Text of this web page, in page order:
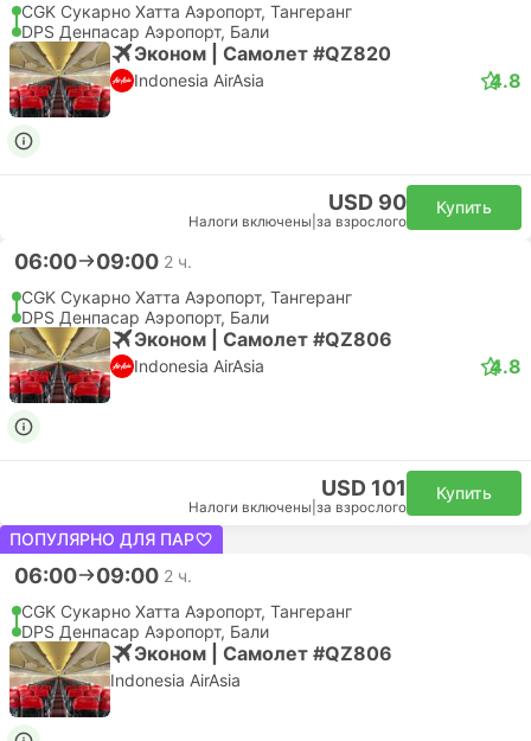
CGK Сукарно Хатта Аэропорт, Тангеранг
DPS Денпасар Аэропорт, Бали
Эконом | Самолет #QZ820
Indonesia AirAsia 4.8
USD 90
Налоги включены за взрослого
Купить
06:00 09:00 2 ч.
CGK Сукарно Хатта Аэропорт, Тангеранг
DPS Денпасар Аэропорт, Бали
Эконом | Самолет #QZ806
Indonesia AirAsia 4.8
USD 101
Налоги включены за взрослого
Купить
ПОПУЛЯРНО ДЛЯ ПАР
06:00 09:00 2 ч.
CGK Сукарно Хатта Аэропорт, Тангеранг
DPS Денпасар Аэропорт, Бали
Эконом | Самолет #QZ806
Indonesia AirAsia